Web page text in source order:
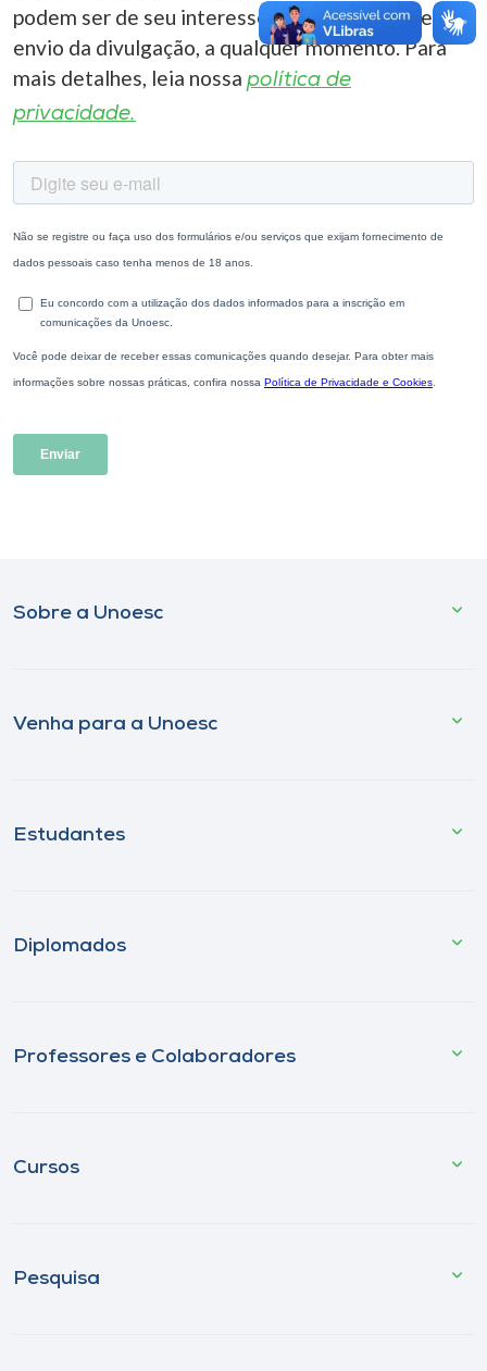
podem ser de seu interesse. Você pode cancelar o
envio da divulgação, a qualquer momento. Para
mais detalhes, leia nossa política de
privacidade.
Sobre a Unoesc
Venha para a Unoesc
Estudantes
Diplomados
Professores e Colaboradores
Cursos
Pesquisa